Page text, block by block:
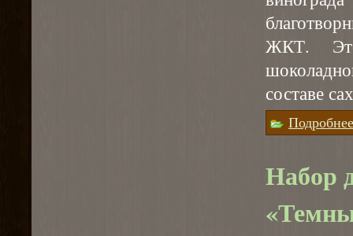
ЖКТ.
составе
Подробнее
Набор